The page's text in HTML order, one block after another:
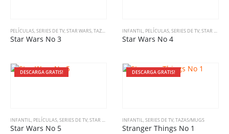
PELÍCULAS,SERIES DE TV,STAR WARS,TAZAS/MUGS
Star Wars No 3
INFANTIL, PELÍCULAS,SERIES DE TV,STAR WARS
Star Wars No 4
DESCARGA GRATIS!
INFANTIL, PELÍCULAS,SERIES DE TV,STAR WARS TAZAS/MUGS
Star Wars No 5
DESCARGA GRATIS!
INFANTIL,SERIES DE TV,TAZAS/MUGS
Stranger Things No 1